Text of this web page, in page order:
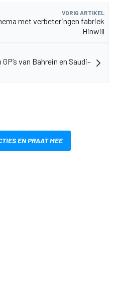
VORIG ARTIKEL
met verbeteringen fabriek
Hinwill
van Bahrein en Saudi-
EN PRAAT MEE